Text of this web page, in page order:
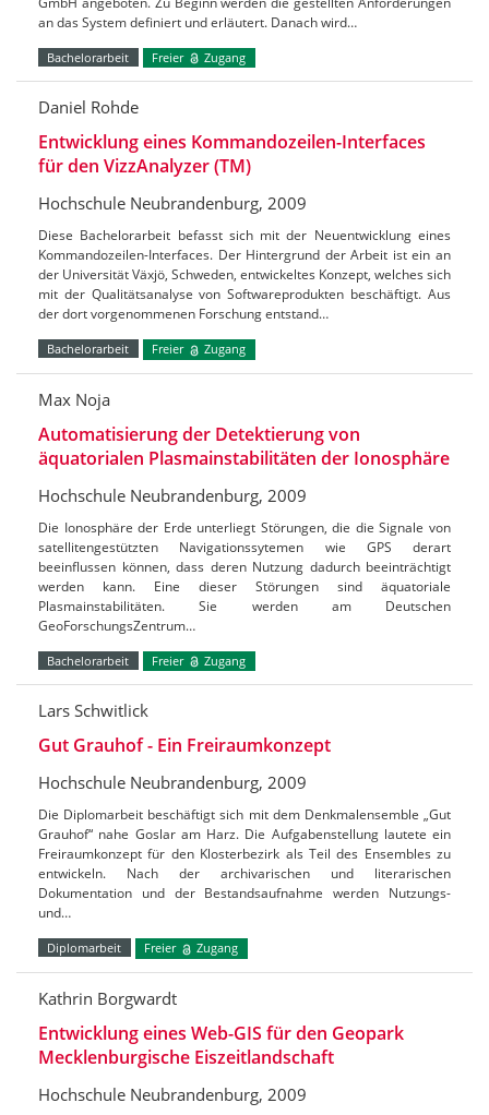
an das System definiert und erläutert. Danach wird…
Bachelorarbeit Freier Zugang
Daniel Rohde
Entwicklung eines Kommandozeilen-Interfaces
für den VizzAnalyzer (TM)
Hochschule Neubrandenburg, 2009
Diese Bachelorarbeit befasst sich mit der Neuentwicklung eines
Kommandozeilen-Interfaces. Der Hintergrund der Arbeit ist ein an
der Universität Växjö, Schweden, entwickeltes Konzept, welches sich
mit der Qualitätsanalyse von Softwareprodukten beschäftigt. Aus
der dort vorgenommenen Forschung entstand…
Bachelorarbeit Freier Zugang
Max Noja
Automatisierung der Detektierung von
äquatorialen Plasmainstabilitäten der Ionosphäre
Hochschule Neubrandenburg, 2009
Die Ionosphäre der Erde unterliegt Störungen, die die Signale von
satellitengestützten Navigationssytemen wie GPS derart
beeinflussen können, dass deren Nutzung dadurch beeinträchtigt
werden kann. Eine dieser Störungen sind äquatoriale
Plasmainstabilitäten. Sie werden am Deutschen
GeoForschungsZentrum…
Bachelorarbeit Freier Zugang
Lars Schwitlick
Gut Grauhof - Ein Freiraumkonzept
Hochschule Neubrandenburg, 2009
Die Diplomarbeit beschäftigt sich mit dem Denkmalensemble „Gut
Grauhof“ nahe Goslar am Harz. Die Aufgabenstellung lautete ein
Freiraumkonzept für den Klosterbezirk als Teil des Ensembles zu
entwickeln. Nach der archivarischen und literarischen
Dokumentation und der Bestandsaufnahme werden Nutzungs-
und…
Diplomarbeit Freier Zugang
Kathrin Borgwardt
Entwicklung eines Web-GIS für den Geopark
Mecklenburgische Eiszeitlandschaft
Hochschule Neubrandenburg, 2009